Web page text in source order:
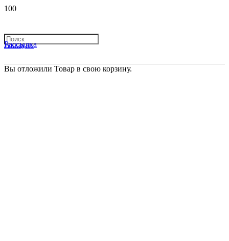
Рассылка
Аккаунт
Вы отложили Товар в свою корзину.